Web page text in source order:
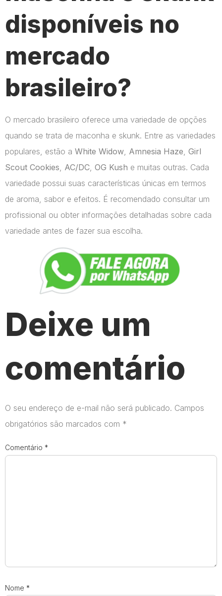
disponíveis no
mercado
brasileiro?
O mercado brasileiro oferece uma variedade de opções
quando se trata de maconha e skunk. Entre as variedades
populares, estão a White Widow Amnesia Haze Girl
Scout Cookies AC/DC OG Kush e muitas outras. Cada
variedade possui suas características únicas em termos
de aroma, sabor e efeitos. É recomendado consultar um
profissional ou obter informações detalhadas sobre cada
variedade antes de fazer sua escolha.
Deixe um
comentário
O seu endereço de e-mail não será publicado. Campos
obrigatórios são marcados com *
Comentário *
Nome *